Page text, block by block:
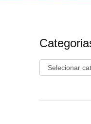
Categorias